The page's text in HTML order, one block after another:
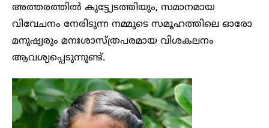
അത്തരത്തിൽ കുട്ട്യേടത്തിയും, സമാനമായ
വിവേചനം നേരിടുന്ന നമ്മുടെ സമൂഹത്തിലെ ഓരോ
മനുഷ്യരും മനഃശാസ്ത്രപരമായ വിശകലനം
ആവശ്യപ്പെടുന്നുണ്ട്.